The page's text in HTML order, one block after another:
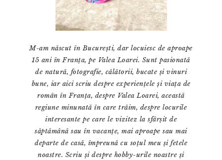
M-am născut în București, dar locuiesc de aproape
15 ani în Franța, pe Valea Loarei. Sunt pasionată
de natură, fotografie, călătorii, bucate și vinuri
bune, iar aici scriu despre experiențele și viața de
român în Franța, despre Valea Loarei, această
regiune minunată în care trăim, despre locurile
interesante pe care le vizitez la sfârșit de
săptămână sau în vacanțe, mai aproape sau mai
departe de casă, împreună cu soțul meu și fetele
noastre. Scriu și despre hobby-urile noastre și